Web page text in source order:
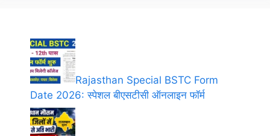
Rajasthan Special BSTC Form
Date 2026: स्पेशल बीएसटीसी ऑनलाइन फॉर्म